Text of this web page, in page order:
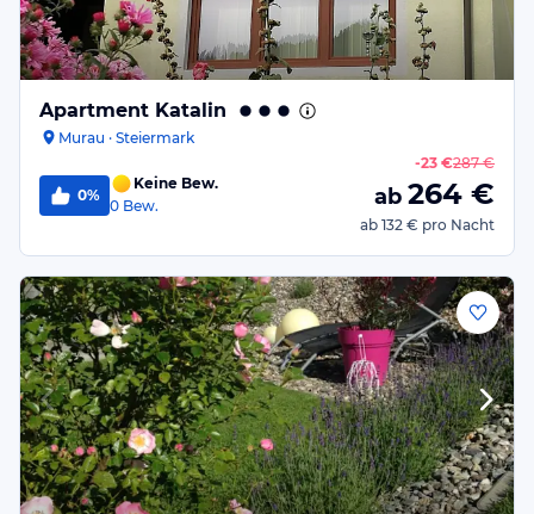
Apartment Katalin
Murau · Steiermark
0%
Keine Bew.
0 Bew.
-23 €287 €
ab 264 €
ab 132 € pro Nacht